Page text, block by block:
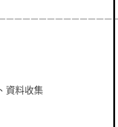
資料收集